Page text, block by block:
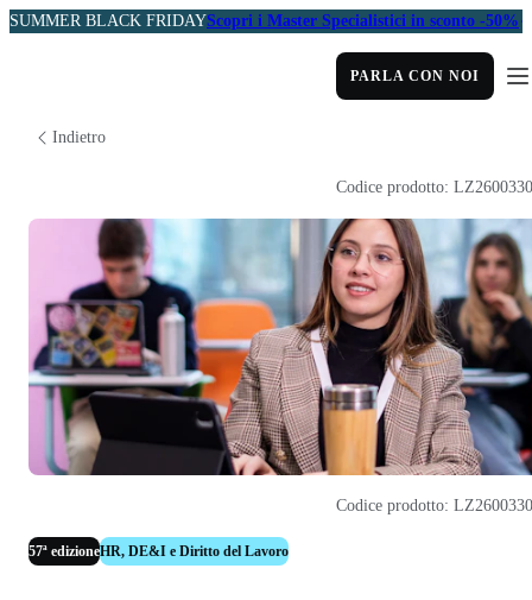
SUMMER BLACK FRIDAYScopri i Master Specialistici in sconto -50%
PARLA CON NOI
Indietro
57ª edizioneHR, DE&I e Diritto del Lavoro
Codice prodotto:
Codice prodotto: